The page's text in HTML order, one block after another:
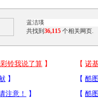
共找到 36,115 个相关网页.